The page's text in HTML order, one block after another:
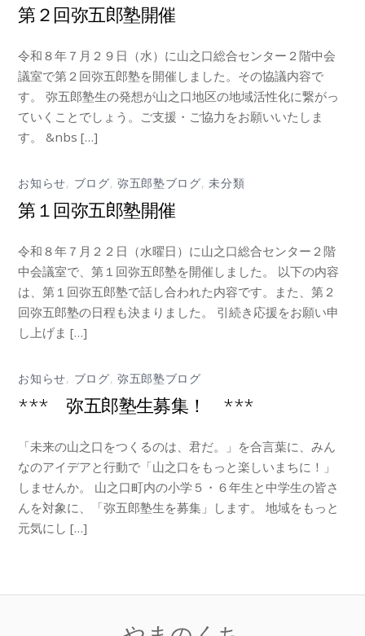
第２回弥五郎塾開催
令和８年７月２９日（水）に山之口総合センター２階中会
議室で第２回弥五郎塾を開催しました。その協議内容で
す。 弥五郎塾生の発想が山之口地区の地域活性化に繋がっ
ていくことでしょう。ご支援・ご協力をお願いいたしま
す。 &nbs […]
お知らせ, ブログ, 弥五郎塾ブログ,未分類
第１回弥五郎塾開催
令和８年７月２２日（水曜日）に山之口総合センター２階
中会議室で、第１回弥五郎塾を開催しました。 以下の内容
は、第１回弥五郎塾で話し合われた内容です。また、第２
回弥五郎塾の日程も決まりました。 引続き応援をお願い申
し上げま […]
お知らせ, ブログ, 弥五郎塾ブログ
*** 弥五郎塾生募集！ ***
「未来の山之口をつくるのは、君だ。」を合言葉に、みん
なのアイデアと行動で「山之口をもっと楽しいまちに！」
しませんか。 山之口町内の小学５・６年生と中学生の皆さ
んを対象に、「弥五郎塾生を募集」します。 地域をもっと
元気にし […]